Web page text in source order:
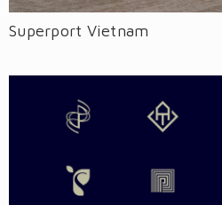
Superport Vietnam